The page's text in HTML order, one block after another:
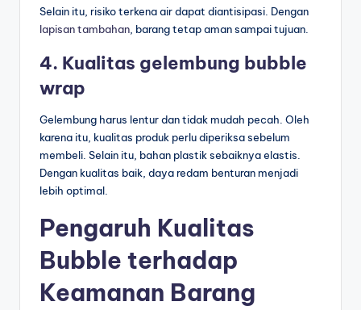
Selain itu, risiko terkena air dapat diantisipasi. Dengan
lapisan tambahan, barang tetap aman sampai tujuan.
4. Kualitas gelembung bubble
wrap
Gelembung harus lentur dan tidak mudah pecah. Oleh
karena itu, kualitas produk perlu diperiksa sebelum
membeli. Selain itu, bahan plastik sebaiknya elastis.
Dengan kualitas baik, daya redam benturan menjadi
lebih optimal.
Pengaruh Kualitas
Bubble terhadap
Keamanan Barang